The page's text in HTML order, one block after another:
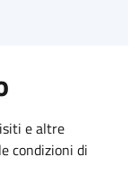
e altre
condizioni di